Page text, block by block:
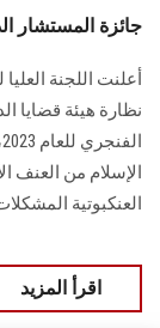
جائزة المستشار
أعلنت اللجنة
نظارة هيئة قضايا
الإسلام من العنف
العنكبوتية
اقرأ المزيد